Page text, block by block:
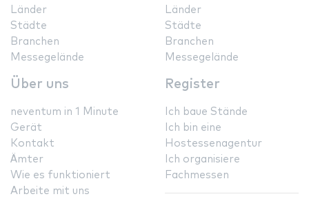
Länder
Städte
Branchen
Messegelände
Länder
Städte
Branchen
Messegelände
Über uns
neventum in 1 Minute
Gerät
Kontakt
Ämter
Wie es funktioniert
Arbeite mit uns
Register
Ich baue Stände
Ich bin eine
Hostessenagentur
Ich organisiere
Fachmessen